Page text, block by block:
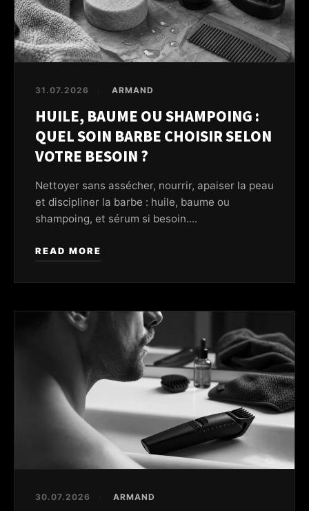
31.07.2026 ARMAND
HUILE, BAUME OU SHAMPOING :
QUEL SOIN BARBE CHOISIR SELON
VOTRE BESOIN ?
Nettoyer sans assécher, nourrir, apaiser la peau
et discipliner la barbe : huile, baume ou
shampoing, et sérum si besoin....
READ MORE
30.07.2026 ARMAND